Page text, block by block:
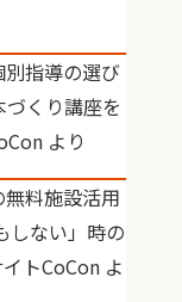
指導の選び
くり講座を
より
料施設活用
しない」時の
トCoCon よ